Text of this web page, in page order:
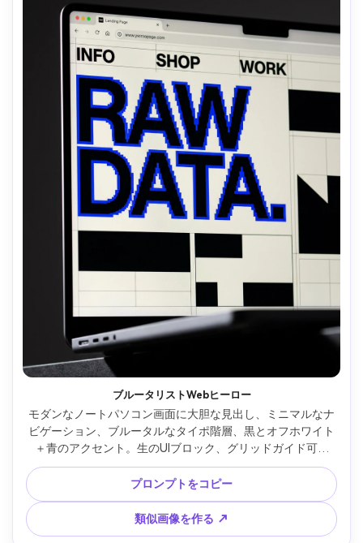
ブルータリストWebヒーロー
モダンなノートパソコン画面に大胆な見出し、ミニマルなナ
ビゲーション、ブルータルなタイポ階層、黒とオフホワイト
＋青のアクセント。生のUIブロック、グリッドガイド可視
化、意図的に不自然な間隔、ブラウザ枠付き。リムライトと
柔らかい反射でスタジオ撮影、Sony A7IV、85mm、浅い被写
界深度、高精細 --ar 4:5
プロンプトをコピー
類似画像を作る ↗